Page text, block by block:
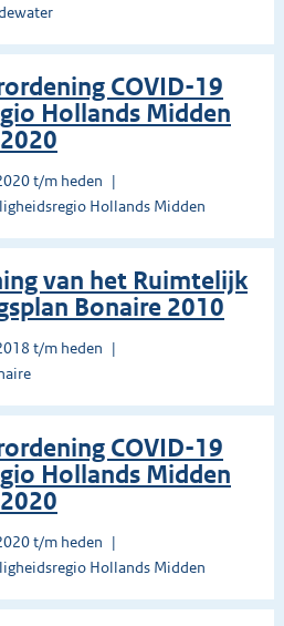
COVID-19
Hollands Midden
t/m heden
Hollands Midden
van het Ruimtelijk
Bonaire 2010
t/m heden
COVID-19
Hollands Midden
t/m heden
Hollands Midden